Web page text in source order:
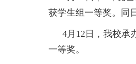
获学生组一等奖。同
4月 12 日，我校承
一等奖。